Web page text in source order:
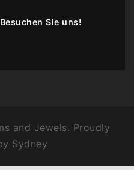
Besuchen Sie uns!
and Jewels. Proudly
Sydney